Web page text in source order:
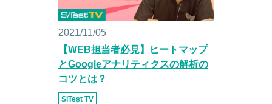
2021/11/05
【WEB担当者必見】ヒートマップ
とGoogleアナリティクスの解析の
コツとは？
SiTest TV